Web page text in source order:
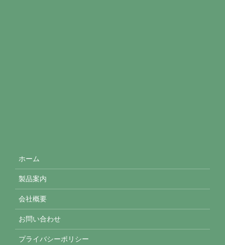
ホーム
製品案内
会社概要
お問い合わせ
プライバシーポリシー